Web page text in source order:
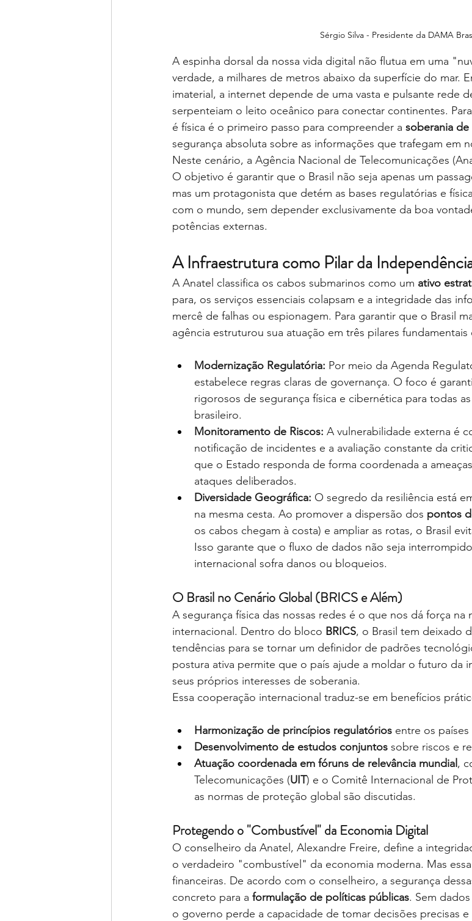
Sérgio Silva - Presidente da DAMA
A espinha dorsal da nossa vida digital não flutua em uma
verdade, a milhares de metros abaixo da superfície do mar.
imaterial, a internet depende de uma vasta e pulsante rede
serpenteiam o leito oceânico para conectar continentes.
é física é o primeiro passo para compreender a soberania
segurança absoluta sobre as informações que trafegam em
Neste cenário, a Agência Nacional de Telecomunicações
O objetivo é garantir que o Brasil não seja apenas um
mas um protagonista que detém as bases regulatórias e
com o mundo, sem depender exclusivamente da boa
potências externas.
A Infraestrutura como Pilar da
A Anatel classifica os cabos submarinos como um ativo
para, os serviços essenciais colapsam e a integridade das
mercê de falhas ou espionagem. Para garantir que o Brasil
agência estruturou sua atuação em três pilares fundamentais
Modernização Regulatória: Por meio da Agenda
estabelece regras claras de governança. O foco é
rigorosos de segurança física e cibernética para todas
brasileiro.
Monitoramento de Riscos: A vulnerabilidade externa é
notificação de incidentes e a avaliação constante da
que o Estado responda de forma coordenada a
ataques deliberados.
Diversidade Geográfica: O segredo da resiliência está
na mesma cesta. Ao promover a dispersão dos pontos
os cabos chegam à costa) e ampliar as rotas, o Brasil
Isso garante que o fluxo de dados não seja
internacional sofra danos ou bloqueios.
O Brasil no Cenário Global (BRICS e Além)
A segurança física das nossas redes é o que nos dá força na
internacional. Dentro do bloco BRICS, o Brasil tem deixado
tendências para se tornar um definidor de padrões
postura ativa permite que o país ajude a moldar o futuro da
seus próprios interesses de soberania.
Essa cooperação internacional traduz-se em benefícios
Harmonização de princípios regulatórios entre os
Desenvolvimento de estudos conjuntos sobre riscos e
Atuação coordenada em fóruns de relevância mundial ,
Telecomunicações (UIT) e o Comitê Internacional de
as normas de proteção global são discutidas.
Protegendo o "Combustível" da Economia Digital
O conselheiro da Anatel, Alexandre Freire, define a
o verdadeiro "combustível" da economia moderna. Mas
financeiras. De acordo com o conselheiro, a segurança
concreto para a formulação de políticas públicas. Sem
o governo perde a capacidade de tomar decisões precisas